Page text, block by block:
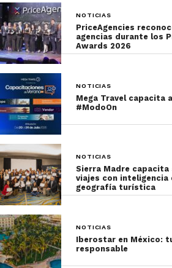
NOTICIAS
PriceAgencies
agencias durante los
Awards 2026
NOTICIAS
Mega Travel capacita
#ModoOn
NOTICIAS
Sierra Madre capacita
viajes con inteligencia
geografía turística
NOTICIAS
Iberostar en México:
responsable